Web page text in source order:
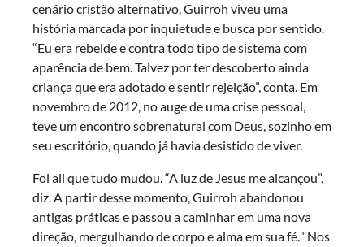
cenário cristão alternativo, Guirroh viveu uma
história marcada por inquietude e busca por sentido.
“Eu era rebelde e contra todo tipo de sistema com
aparência de bem. Talvez por ter descoberto ainda
criança que era adotado e sentir rejeição”, conta. Em
novembro de 2012, no auge de uma crise pessoal,
teve um encontro sobrenatural com Deus, sozinho em
seu escritório, quando já havia desistido de viver.
Foi ali que tudo mudou. “A luz de Jesus me alcançou”,
diz. A partir desse momento, Guirroh abandonou
antigas práticas e passou a caminhar em uma nova
direção, mergulhando de corpo e alma em sua fé. “Nos